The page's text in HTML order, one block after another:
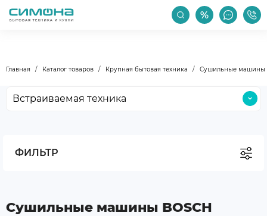
РАСПРОДАЖА ПРОИЗВОДИТЕЛИ
Главная Каталог товаров Крупная бытовая техника Сушильные машины
Встраиваемая техника
Мойки и смесители
Сушильные машины BOSCH
ФИЛЬТР